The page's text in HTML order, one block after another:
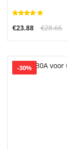
€23.88 €28.66
-30%